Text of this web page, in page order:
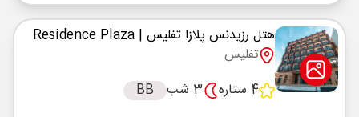
هتل رزیدنس پلازا تفلیس | Residence Plaza
تفلیس
4 ستاره
3 شب BB